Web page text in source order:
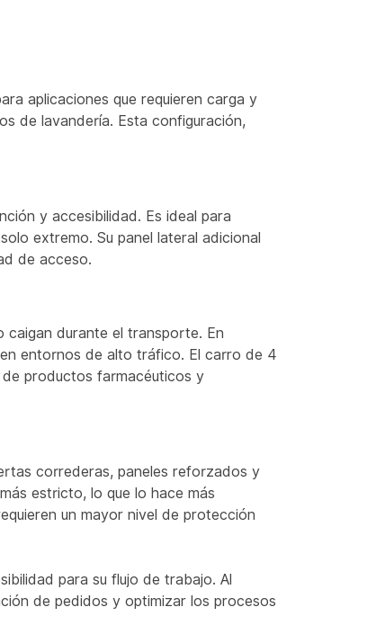
have an exclusive Chinese
factory. Looking forward to
aplicaciones que requieren carga y
de lavandería. Esta configuración,
y accesibilidad. Es ideal para
extremo. Su panel lateral adicional
de acceso.
durante el transporte. En
entornos de alto tráfico. El carro de 4
productos farmacéuticos y
correderas, paneles reforzados y
estricto, lo que lo hace más
un mayor nivel de protección
para su flujo de trabajo. Al
de pedidos y optimizar los procesos